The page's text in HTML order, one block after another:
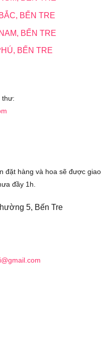
chọc ngón tay vào
sáng hoặc chiều
cây do nắng gắt.
như lá vàng, héo
thể là dấu hiệu của
lý sâu bệnh.
hoa được đặt ở nơi
triển của nấm mốc.
chậu, cần cẩn thận
BẾN TRE
BẾN TRE
BẾN TRE
thư:
đặt hàng và hoa sẽ được giao
đầy 1h.
5, Bến Tre